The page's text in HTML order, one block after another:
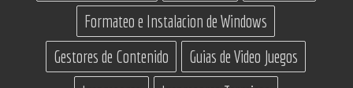
Formateo e Instalacion de Windows
Gestores de Contenido
Guias de Video Juegos